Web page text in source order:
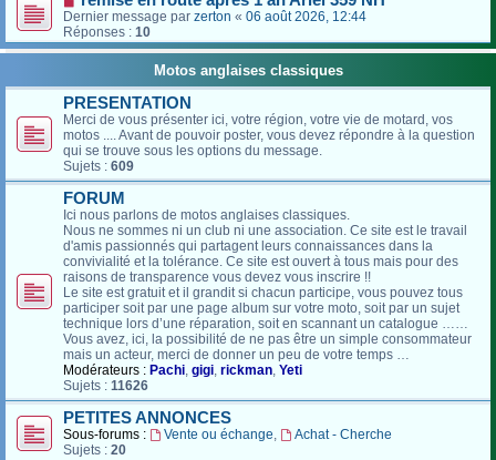
Dernier message par zerton « 06 août 2026, 12:44
Réponses : 10
Motos anglaises classiques
PRESENTATION
Merci de vous présenter ici, votre région, votre vie de motard, vos
motos .... Avant de pouvoir poster, vous devez répondre à la question
qui se trouve sous les options du message.
Sujets : 609
FORUM
Ici nous parlons de motos anglaises classiques.
Nous ne sommes ni un club ni une association. Ce site est le travail
d'amis passionnés qui partagent leurs connaissances dans la
convivialité et la tolérance. Ce site est ouvert à tous mais pour des
raisons de transparence vous devez vous inscrire !!
Le site est gratuit et il grandit si chacun participe, vous pouvez tous
participer soit par une page album sur votre moto, soit par un sujet
technique lors d’une réparation, soit en scannant un catalogue ……
Vous avez, ici, la possibilité de ne pas être un simple consommateur
mais un acteur, merci de donner un peu de votre temps …
Modérateurs : Pachi, gigi, rickman, Yeti
Sujets : 11626
PETITES ANNONCES
Sous-forums : Vente ou échange,
Achat - Cherche
Sujets : 20